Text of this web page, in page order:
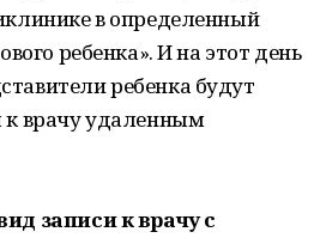
в определенный
ребенка». И на этот день
ребенка будут
к врачу удаленным
записи к врачу с